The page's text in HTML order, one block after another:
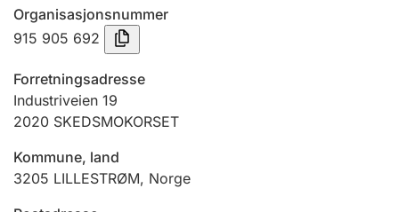
Tinglysing
Jeger
Organisasjonsnummer
915 905 692
Forretningsadresse
Industriveien 19
2020 SKEDSMOKORSET
Kommune, land
3205 LILLESTRØM, Norge